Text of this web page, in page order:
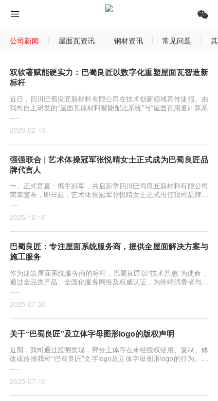
公司新闻 屋面瓦资讯 钢材资讯 常见问题
双软著赋能硬实力：巴蜀良匠以数字化重塑屋面瓦智造新
标杆
近日，四川巴蜀良匠新材料有限公司在技术创新领域再传捷报。由
我司自主研发的“屋面瓦原材料智能配比系统”与“屋面瓦用量计算系
2026-02-13
强强联合 | 艺术体操冠军张悦晴女士正式成为巴蜀良匠品
牌代言人
一、正式官宣：携手冠军，共启新章四川巴蜀良匠新材料有限公司
荣幸宣布，即日起，艺术体操冠军张悦晴女士正式出任我司品牌代
言人
2025-12-10
巴蜀良匠：专注屋面系统服务商，提供全屋面解决方案与
施工服务​
作为建筑屋面系统服务商的标杆，巴蜀良匠以“技术普惠”为使命，
通过全品类产品、全国化服务网络及权威认证，为终端消费者与工
程
2025-07-20
​​关于“巴蜀良匠”及立体字母图形logo的版权声明​
近期，我司通过监测发现，部分主体存在未经授权使用、复制、修
改或传播我司“巴蜀良匠”文字logo及立体字母图形logo的行为。为
维
2025-07-10